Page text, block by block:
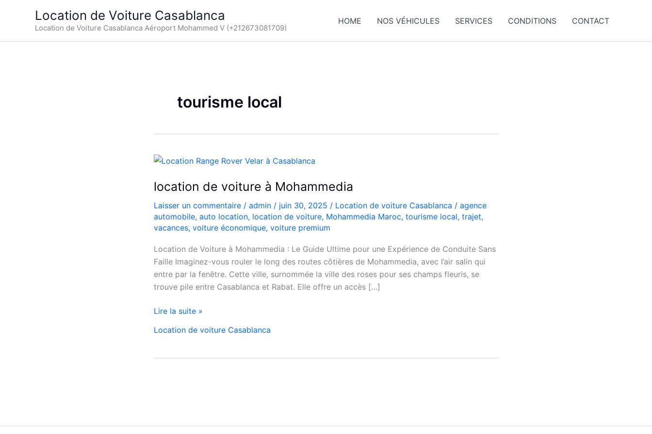
Location de Voiture Casablanca
Location de Voiture Casablanca Aéroport Mohammed V (+212673081709)
HOME NOS VÉHICULES SERVICES CONDITIONS CONTACT
tourisme local
location de voiture à Mohammedia
Laisser un commentaire / admin / juin 30, 2025 / Location de voiture Casablanca / agence
automobile, auto location, location de voiture, Mohammedia Maroc, tourisme local, trajet,
vacances, voiture économique, voiture premium
Location de Voiture à Mohammedia : Le Guide Ultime pour une Expérience de Conduite Sans
Faille Imaginez-vous rouler le long des routes côtières de Mohammedia, avec l’air salin qui
entre par la fenêtre. Cette ville, surnommée la ville des roses pour ses champs fleuris, se
trouve pile entre Casablanca et Rabat. Elle offre un accès […]
location
voiture
Mohammedia
Lire la suite »
Location de voiture Casablanca